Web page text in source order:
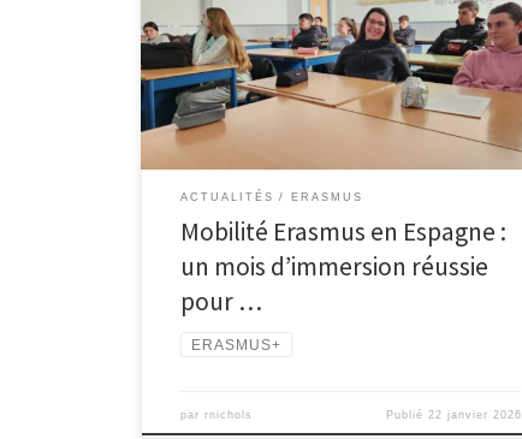
famille hôte et accompagnées par la professeure
Aurora, elles ont amélioré leur espagnol, gagné en
autonomie et confiance, et développé une réelle
ouverture culturelle, enrichissant fortement leur
parcours.
ACTUALITÉS ERASMUS
Mobilité Erasmus en Espagne :
un mois d’immersion réussie
pour …
ERASMUS+
parrnichols Publié 22 janvier 2026